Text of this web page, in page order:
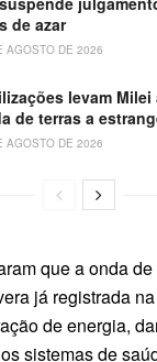
de azar
AGOSTO DE 2026
levam
de terras a
AGOSTO DE 2026
que a onda
já registrada
de energia,
sistemas de